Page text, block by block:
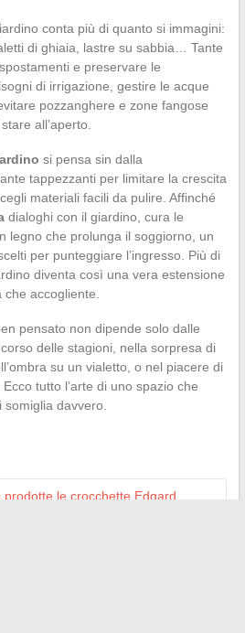
conta più di quanto si immagini:
di ghiaia, lastre su sabbia… Tante
e preservare le
di irrigazione, gestire le acque
pozzanghere e zone fangose
all’aperto.
si pensa sin dalla
tappezzanti per limitare la crescita
materiali facili da pulire. Affinché
dialoghi con il giardino, cura le
legno che prolunga il soggiorno, un
per punteggiare l’ingresso. Più di
diventa così una vera estensione
accogliente.
pensato non dipende solo dalle
delle stagioni, nella sorpresa di
su un vialetto, o nel piacere di
tutto l’arte di uno spazio che
davvero.
le crocchette Edgard